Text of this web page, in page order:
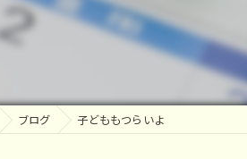
ブログ 子どももつらいよ